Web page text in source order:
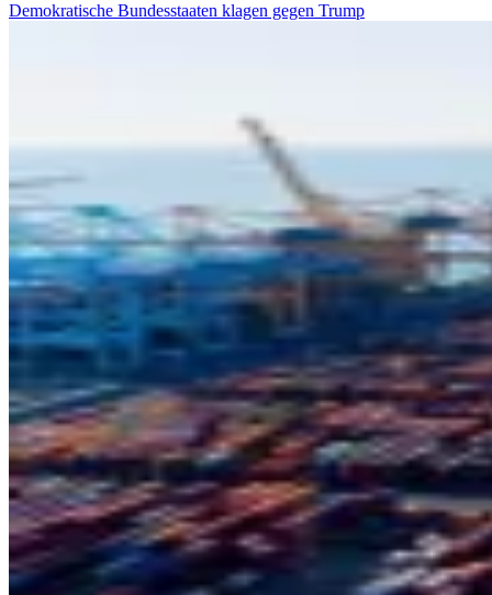
Demokratische Bundesstaaten klagen gegen Trump